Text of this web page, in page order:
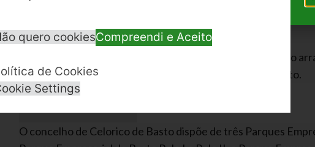
Se tem alguma ideia de negócio e procura condições para o
contacte-nos e conheça a Incubadora de Celorico de Basto.
O concelho de Celorico de Basto dispõe de três Parques
quero cookiesCompreendi e Aceito
de Cookies
Settings